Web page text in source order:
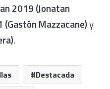
2019 (Jonatan
(Gastón Mazzacane)y
.
Destacada